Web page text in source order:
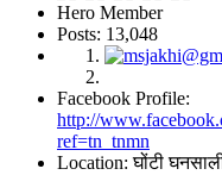
Hero Member
Posts: 13,048
Facebook Profile:
http://
ref=tn_tnmn
Location: घोंटी